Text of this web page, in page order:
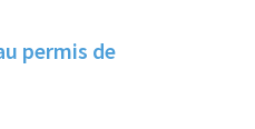
permis de